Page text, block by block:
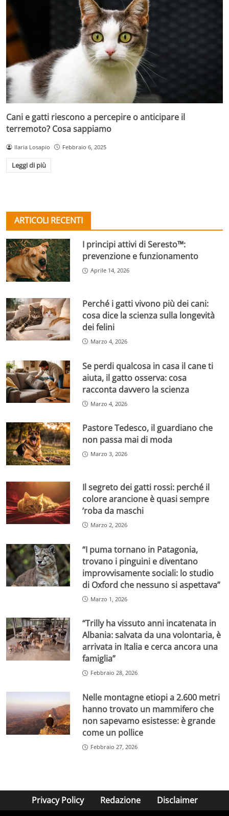
Cani e gatti riescono a percepire o anticipare il
terremoto? Cosa sappiamo
Ilaria Losapio Febbraio 6, 2025
Leggi di più
ARTICOLI RECENTI
I principi attivi di Seresto™:
prevenzione e funzionamento
Aprile 14, 2026
Perché i gatti vivono più dei cani:
cosa dice la scienza sulla longevità
dei felini
Marzo 4, 2026
Se perdi qualcosa in casa il cane ti
aiuta, il gatto osserva: cosa
racconta davvero la scienza
Marzo 4, 2026
Pastore Tedesco, il guardiano che
non passa mai di moda
Marzo 3, 2026
Il segreto dei gatti rossi: perché il
colore arancione è quasi sempre
‘roba da maschi
Marzo 2, 2026
“I puma tornano in Patagonia,
trovano i pinguini e diventano
improvvisamente sociali: lo studio
di Oxford che nessuno si aspettava”
Marzo 1, 2026
“Trilly ha vissuto anni incatenata in
Albania: salvata da una volontaria, è
arrivata in Italia e cerca ancora una
famiglia”
Febbraio 28, 2026
Nelle montagne etiopi a 2.600 metri
hanno trovato un mammifero che
non sapevamo esistesse: è grande
come un pollice
Febbraio 27, 2026
Privacy Policy Redazione Disclaimer